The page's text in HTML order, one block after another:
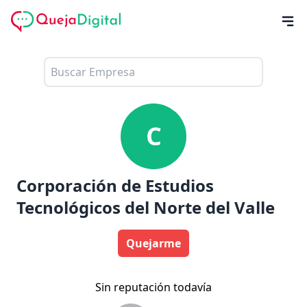
C
Corporación de Estudios
Tecnológicos del Norte del Valle
Quejarme
Sin reputación todavía